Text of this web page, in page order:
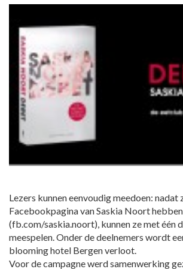
Lezers kunnen eenvoudig meedoen: nadat
Facebookpagina van Saskia Noort
(fb.com/saskia.noort), kunnen ze met één
meespelen. Onder de deelnemers wordt
blooming hotel Bergen verloot.
Voor de campagne werd samenwerking